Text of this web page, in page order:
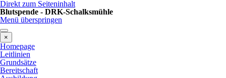
Direkt zum Seiteninhalt
Blutspende - DRK-Schalksmühle
Menü überspringen
×
Homepage
Leitlinien
Grundsätze
Bereitschaft